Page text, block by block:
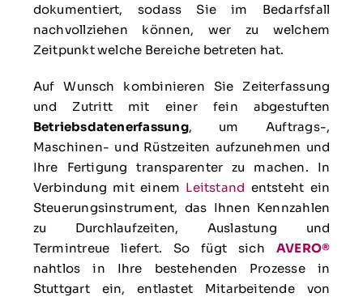
dokumentiert, sodass Sie im Bedarfsfall
nachvollziehen können, wer zu welchem
Zeitpunkt welche Bereiche betreten hat.
Auf Wunsch kombinieren Sie Zeiterfassung
und Zutritt mit einer fein abgestuften
Betriebsdatenerfassung, um Auftrags-,
Maschinen- und Rüstzeiten aufzunehmen und
Ihre Fertigung transparenter zu machen. In
Verbindung mit einem Leitstand entsteht ein
Steuerungsinstrument, das Ihnen Kennzahlen
zu Durchlaufzeiten, Auslastung und
Termintreue liefert. So fügt sich AVERO®
nahtlos in Ihre bestehenden Prozesse in
Stuttgart ein, entlastet Mitarbeitende von